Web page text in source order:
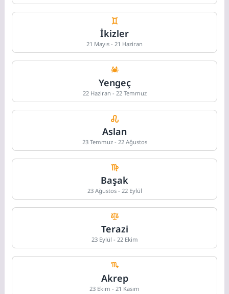
İkizler
21 Mayıs - 21 Haziran
Yengeç
22 Haziran - 22 Temmuz
Aslan
23 Temmuz - 22 Ağustos
Başak
23 Ağustos - 22 Eylül
Terazi
23 Eylül - 22 Ekim
Akrep
23 Ekim - 21 Kasım